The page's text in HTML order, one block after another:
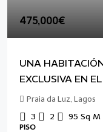
475,000€
UNA
EXCLUSIVA EN
Praia da Luz, Lagos
3 2 95 Sq M
PISO